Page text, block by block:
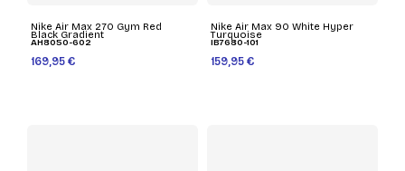
Nike Air Max 270 Gym Red
Black Gradient
AH8050-602
169,95 €
Nike Air Max 90 White Hyper
Turquoise
IB7680-101
159,95 €